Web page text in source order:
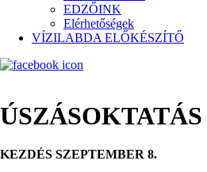
EDZŐINK
Elérhetőségek
VÍZILABDA ELŐKÉSZÍTŐ
ÚSZÁSOKTATÁS
KEZDÉS SZEPTEMBER 8.